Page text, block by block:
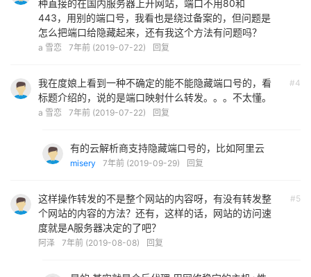
种直接的在国内服务器上开网站，端口不用80和
443，用别的端口号，我看也是绕过备案的，但问题是
怎么把端口给隐藏起来，还有我这个方法有问题吗？
a 雪恋 7年前 (2019-07-22) 回复
#4
我在度娘上看到一种不确定的能不能隐藏端口号的，看
标题介绍的，说的是端口映射什么转发。。。不太懂。
a 雪恋 7年前 (2019-07-22) 回复
有的云解析商支持隐藏端口号的，比如阿里云
misery 7年前 (2019-09-29) 回复
#5
这样操作转发的不是整个网站的内容呀，有没有转发整
个网站的内容的方法？还有，这样的话，网站的访问速
度就是A服务器决定的了吧？
阿泽 7年前 (2019-08-08) 回复